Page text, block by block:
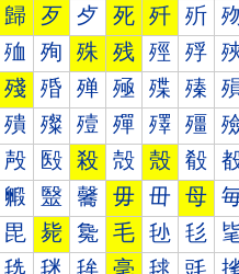
歸 歹 歺 死 歼 歽
殈 殉 殊 残 殌 殍
殘 殙 殚 殛 殜 殝
殨 殩 殪 殫 殬 殭
殸 殹 殺 殻 殼 殽
毈 毉 毊 毋 毌 母
毘 毙 毚 毛 毜 毝
毨 毩 毪 毫 毬 毭